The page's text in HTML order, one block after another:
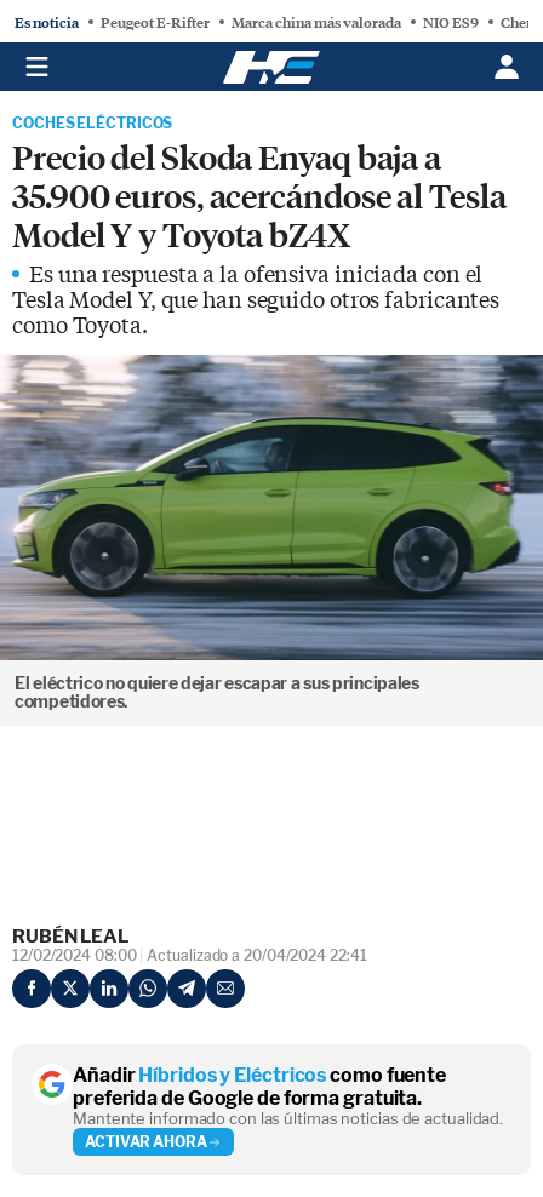
Es noticia Peugeot E-Rifter Marca china más valorada NIO ES9 Chery
COCHES ELÉCTRICOS
Precio del Skoda Enyaq baja a
35.900 euros, acercándose al Tesla
Model Y y Toyota bZ4X
Es una respuesta a la ofensiva iniciada con el
Tesla Model Y, que han seguido otros fabricantes
como Toyota.
El eléctrico no quiere dejar escapar a sus principales
competidores.
RUBÉN LEAL
12/02/2024 08:00 Actualizado a 20/04/2024 22:41
AñadirHíbridos y Eléctricoscomo fuente
preferida de Google de forma gratuita.
Mantente informado con las últimas noticias de actualidad.
ACTIVAR AHORA